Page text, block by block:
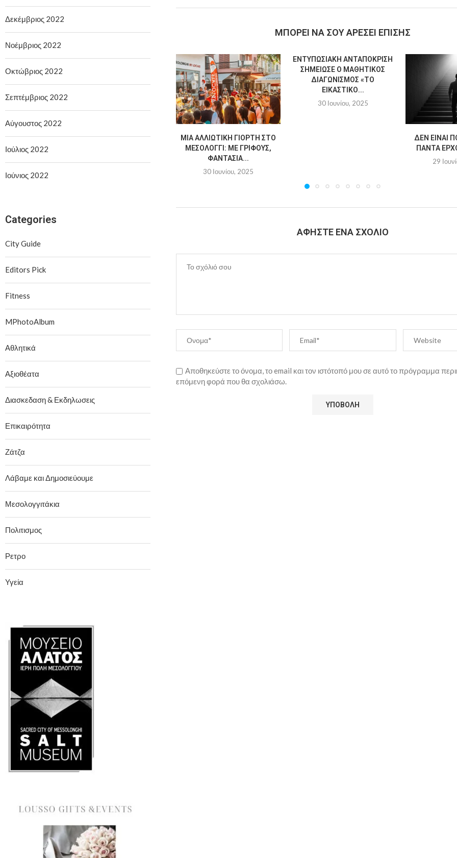
MΠΟΡΕΊ ΝΑ ΣΟΥ ΑΡΈΣΕΙ ΕΠΊΣΗΣ
ΜΙΑ ΑΛΛΙΏΤΙΚΗ ΓΙΟΡΤΉ ΣΤΟ
ΜΕΣΟΛΌΓΓΙ: ΜΕ ΓΡΊΦΟΥΣ,
ΦΑΝΤΑΣΊΑ...
30 Ιουνίου, 2025
ΕΝΤΥΠΩΣΙΑΚΉ ΑΝΤΑΠΌΚΡΙΣΗ
ΣΗΜΕΊΩΣΕ Ο ΜΑΘΗΤΙΚΌΣ
ΔΙΑΓΩΝΙΣΜΌΣ «ΤΟ
ΕΙΚΑΣΤΙΚΌ...
30 Ιουνίου, 2025
ΔΕΝ ΕΊΝΑΙ
ΠΆΝΤΑ
29
ΑΦΉΣΤΕ ΈΝΑ ΣΧΌΛΙΟ
Αποθηκεύστε το όνομα, το email και τον ιστότοπό μου σε αυτό το πρόγραμμα
επόμενη φορά που θα σχολιάσω.
Δεκέμβριος 2022
Νοέμβριος 2022
Οκτώβριος 2022
Σεπτέμβριος 2022
Αύγουστος 2022
Ιούλιος 2022
Ιούνιος 2022
Categories
City Guide
Editors Pick
Fitness
MPhotoAlbum
Αθλητικά
Αξιοθέατα
Διασκεδαση & Εκδηλωσεις
Επικαιρότητα
Ζάτζα
Λάβαμε και Δημοσιεύουμε
Μεσολογγιτάκια
Πολιτισμος
Ρετρο
Υγεία